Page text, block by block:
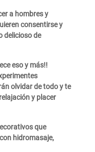
a hombres y
consentirse y
delicioso de
eso y más!!
olvidar de todo y te
y placer
que
hidromasaje,